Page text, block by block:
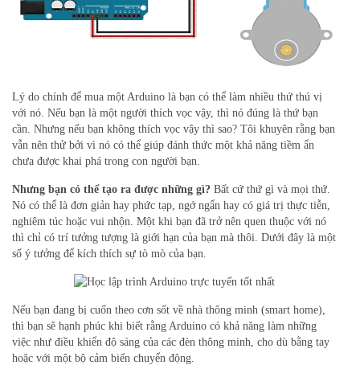
Lý do chính để mua một Arduino là bạn có thể làm nhiều thứ thú vị
với nó. Nếu bạn là một người thích vọc vậy, thì nó đúng là thứ bạn
cần. Nhưng nếu bạn không thích vọc vậy thì sao? Tôi khuyên rằng bạn
vẫn nên thử bởi vì nó có thể giúp đánh thức một khả năng tiềm ẩn
chưa được khai phá trong con người bạn.
Nhưng bạn có thể tạo ra được những gì? Bất cứ thứ gì và mọi thứ.
Nó có thể là đơn giản hay phức tạp, ngớ ngẩn hay có giá trị thực tiễn,
nghiêm túc hoặc vui nhộn. Một khi bạn đã trở nên quen thuộc với nó
thì chỉ có trí tưởng tượng là giới hạn của bạn mà thôi. Dưới đây là một
số ý tưởng để kích thích sự tò mò của bạn.
Nếu bạn đang bị cuốn theo cơn sốt về nhà thông minh (smart home),
thì bạn sẽ hạnh phúc khi biết rằng Arduino có khả năng làm những
việc như điều khiển độ sáng của các đèn thông minh, cho dù bằng tay
hoặc với một bộ cảm biến chuyển động.